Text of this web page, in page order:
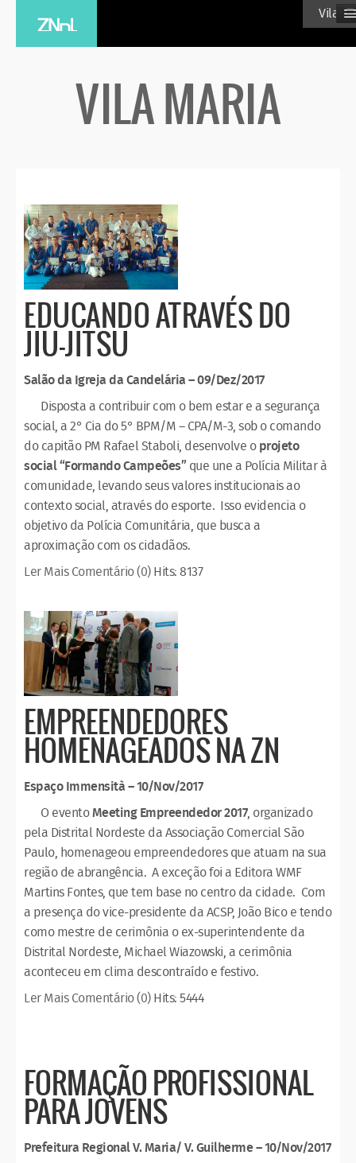
Vila ≡
VILA MARIA
EDUCANDO ATRAVÉS DO
JIU-JITSU
Salão da Igreja da Candelária – 09/Dez/2017
Disposta a contribuir com o bem estar e a segurança
social, a 2° Cia do 5° BPM/M – CPA/M-3, sob o comando
do capitão PM Rafael Staboli, desenvolve oprojeto
social “Formando Campeões”que une a Polícia Militar à
comunidade, levando seus valores institucionais ao
contexto social, através do esporte. Isso evidencia o
objetivo da Polícia Comunitária, que busca a
aproximação com os cidadãos.
Ler Mais Comentário (0)Hits: 8137
EMPREENDEDORES
HOMENAGEADOS NA ZN
Espaço Immensità– 10/Nov/2017
O eventoMeeting Empreendedor 2017, organizado
pela Distrital Nordeste da Associação Comercial São
Paulo, homenageou empreendedores que atuam na sua
região de abrangência. A exceção foi a Editora WMF
Martins Fontes, que tem base no centro da cidade. Com
a presença do vice-presidente da ACSP, João Bico e tendo
como mestre de cerimônia o ex-superintendente da
Distrital Nordeste, Michael Wiazowski, a cerimônia
aconteceu em clima descontraído e festivo.
Ler Mais Comentário (0)Hits: 5444
FORMAÇÃO PROFISSIONAL
PARA JOVENS
Prefeitura Regional V. Maria/ V. Guilherme – 10/Nov/2017